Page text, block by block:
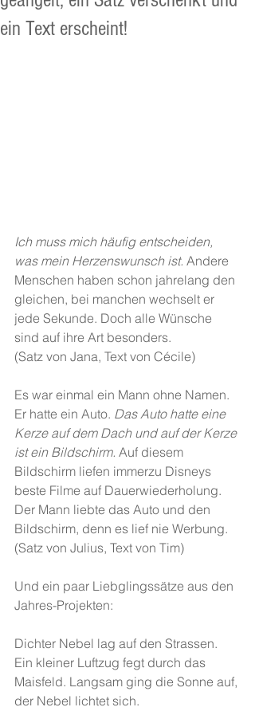
ein Text erscheint!
Ich muss mich häufig entscheiden,
was mein Herzenswunsch ist. Andere
Menschen haben schon jahrelang den
gleichen, bei manchen wechselt er
jede Sekunde. Doch alle Wünsche
sind auf ihre Art besonders.
(Satz von Jana, Text von Cécile)
Es war einmal ein Mann ohne Namen.
Er hatte ein Auto. Das Auto hatte eine
Kerze auf dem Dach und auf der Kerze
ist ein Bildschirm. Auf diesem
Bildschirm liefen immerzu Disneys
beste Filme auf Dauerwiederholung.
Der Mann liebte das Auto und den
Bildschirm, denn es lief nie Werbung.
(Satz von Julius, Text von Tim)
Und ein paar Liebglingssätze aus den
Jahres-Projekten:
Dichter Nebel lag auf den Strassen.
Ein kleiner Luftzug fegt durch das
Maisfeld. Langsam ging die Sonne auf,
der Nebel lichtet sich.